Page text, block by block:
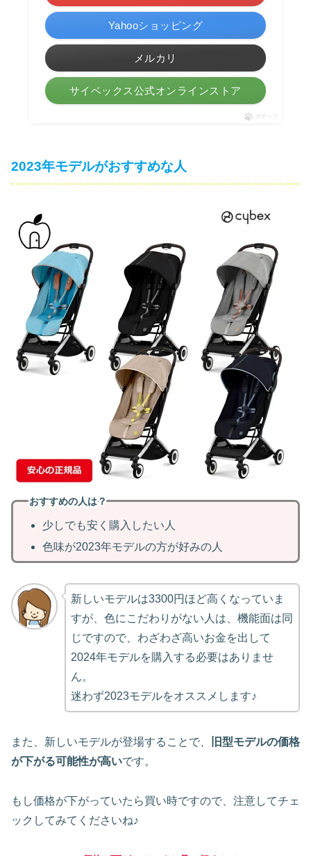
Yahooショッピング
メルカリ
サイベックス公式オンラインストア
ポチップ
2023年モデルがおすすめな人
おすすめの人は？
少しでも安く購入したい人
色味が2023年モデルの方が好みの人
新しいモデルは3300円ほど高くなっていま
すが、色にこだわりがない人は、機能面は同
じですので、わざわざ高いお金を出して
2024年モデルを購入する必要はありませ
ん。
迷わず2023モデルをオススメします♪
また、新しいモデルが登場することで、
旧型モデルの価格
が下がる可能性が高いです。
もし価格が下がっていたら買い時ですので、注意してチェ
ックしてみてくださいね♪